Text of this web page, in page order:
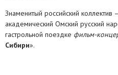
Знаменитый российский коллектив
академический Омский русский
гастрольной поездке фильм-
Сибири».